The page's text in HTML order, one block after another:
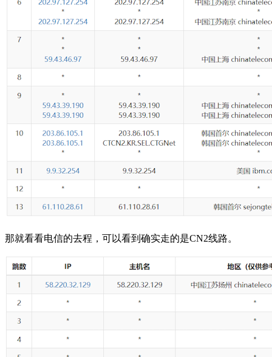
那就看看电信的去程，可以看到确实走的是CN2线路。